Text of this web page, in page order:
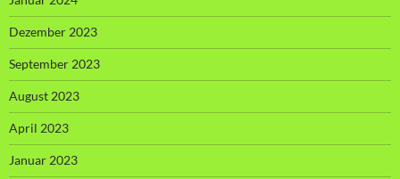
Dezember 2023
September 2023
August 2023
April 2023
Januar 2023